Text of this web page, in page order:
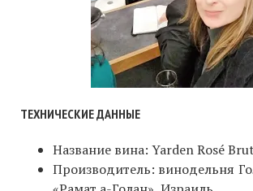
ТЕХНИЧЕСКИЕ ДАННЫЕ
Название вина: Yarden Rosé Brut
Производитель: винодельня